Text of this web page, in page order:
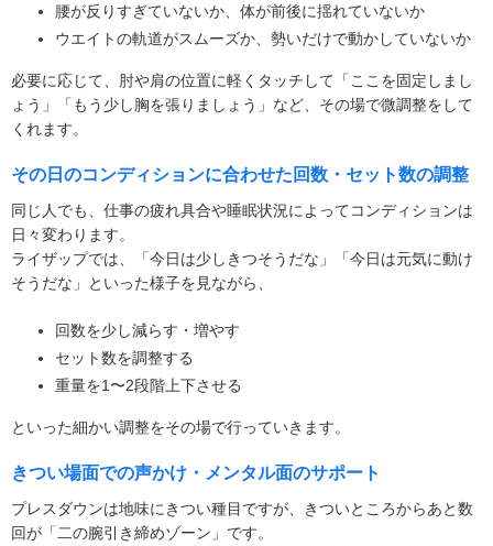
腰が反りすぎていないか、体が前後に揺れていないか
ウエイトの軌道がスムーズか、勢いだけで動かしていないか
必要に応じて、肘や肩の位置に軽くタッチして「ここを固定しまし
ょう」「もう少し胸を張りましょう」など、その場で微調整をして
くれます。
その日のコンディションに合わせた回数・セット数の調整
同じ人でも、仕事の疲れ具合や睡眠状況によってコンディションは
日々変わります。
ライザップでは、「今日は少しきつそうだな」「今日は元気に動け
そうだな」といった様子を見ながら、
回数を少し減らす・増やす
セット数を調整する
重量を1〜2段階上下させる
といった細かい調整をその場で行っていきます。
きつい場面での声かけ・メンタル面のサポート
プレスダウンは地味にきつい種目ですが、きついところからあと数
回が「二の腕引き締めゾーン」です。